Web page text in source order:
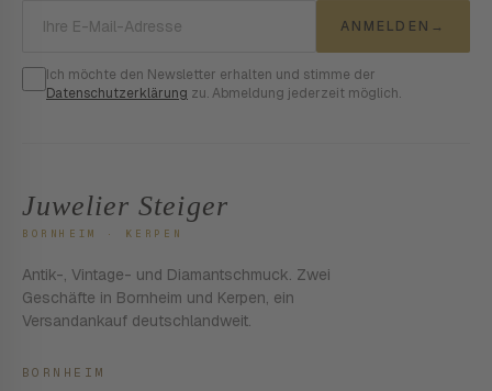
ANMELDEN →
Ich möchte den Newsletter erhalten und stimme der
Datenschutzerklärung zu. Abmeldung jederzeit möglich.
Juwelier Steiger
BORNHEIM · KERPEN
Antik-, Vintage- und Diamantschmuck. Zwei
Geschäfte in Bornheim und Kerpen, ein
Versandankauf deutschlandweit.
BORNHEIM